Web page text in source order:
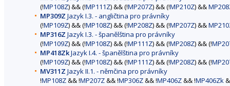
(!MP108Z) && (!MP111Z) && (!MP207Z) && (!MP210Z) &&
MP309Z Jazyk I.3. - angličtina pro právníky
(!MP109Z) && (!MP108Z) && (!MP208Z) && (!MP207Z) &&
MP316Z Jazyk I.3. - španělština pro právníky
(!MP109Z) && (!MP108Z) && (!MP111Z) && (!MP208Z) && (!
MP418ZkJazyk I.4. - španělština pro právníky
(!MP109Z) && (!MP108Z) && (!MP111Z) && (!MP208Z) && (!
MV311Z Jazyk II.1. - němčina pro právníky
!MP108Z&& !MP207Z&& !MP306Z&& !MP406Z&& !MP406Zk